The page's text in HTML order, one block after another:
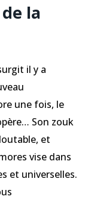
la
il y a
une fois, le
Son zouk
et
vise dans
et universelles.